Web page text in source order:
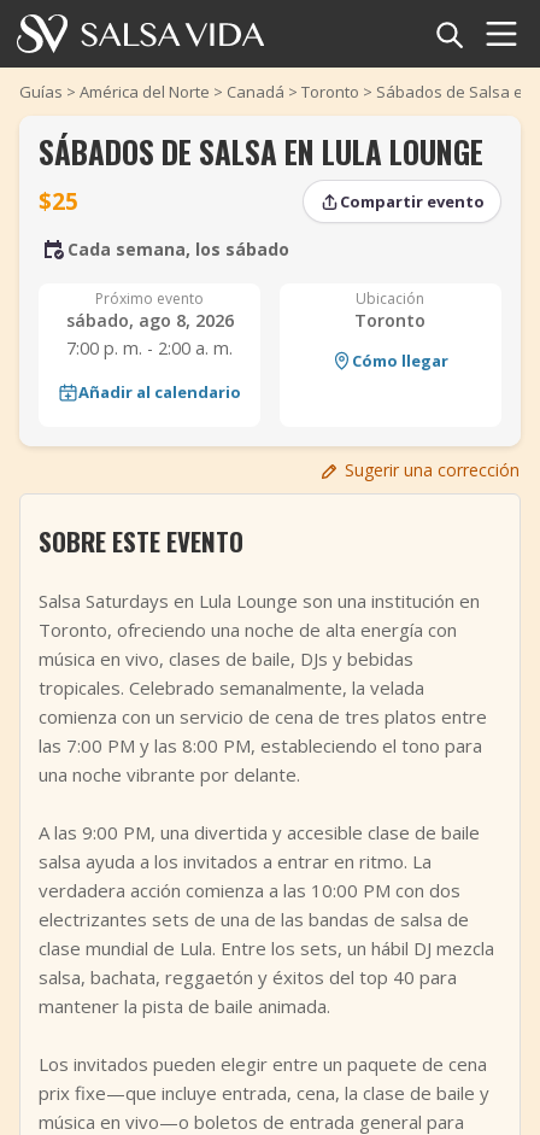
Inicio
Eventos
Noticias
Artículos
Videos
Glosario
Tienda
Guías > América del Norte > Canadá > Toronto > Sábados de Salsa en
SÁBADOS DE SALSA EN LULA LOUNGE
$25 Compartir evento
Cada semana, los sábado
Próximo evento
sábado, ago 8, 2026
7:00 p. m. - 2:00 a. m.
Añadir al calendario
Ubicación
Toronto
Cómo llegar
Sugerir una corrección
SOBRE ESTE EVENTO
Salsa Saturdays en Lula Lounge son una institución en
Toronto, ofreciendo una noche de alta energía con
música en vivo, clases de baile, DJs y bebidas
tropicales. Celebrado semanalmente, la velada
comienza con un servicio de cena de tres platos entre
las 7:00 PM y las 8:00 PM, estableciendo el tono para
una noche vibrante por delante.
A las 9:00 PM, una divertida y accesible clase de baile
salsa ayuda a los invitados a entrar en ritmo. La
verdadera acción comienza a las 10:00 PM con dos
electrizantes sets de una de las bandas de salsa de
clase mundial de Lula. Entre los sets, un hábil DJ mezcla
salsa, bachata, reggaetón y éxitos del top 40 para
mantener la pista de baile animada.
Los invitados pueden elegir entre un paquete de cena
prix fixe—que incluye entrada, cena, la clase de baile y
música en vivo—o boletos de entrada general para